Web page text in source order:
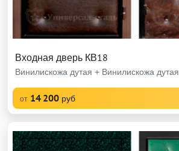
Входная дверь КВ18
Винилискожа дутая + Винилискожа дутая
от 14 200 руб